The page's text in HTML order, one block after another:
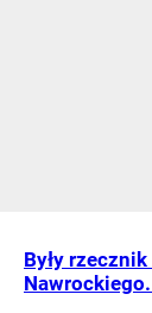
Były
Nawrockiego.